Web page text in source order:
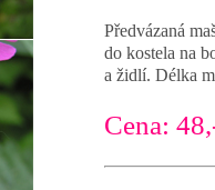
Předvázaná
do kostela na
a židlí. Délka
Cena: